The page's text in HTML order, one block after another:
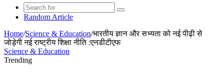
Random Article
Home/Science & Education/भारतीय ज्ञान और सभ्यता को नई पीढ़ी से
जोड़ेगी नई राष्ट्रीय शिक्षा नीति :एनडीटीएफ
Science & Education
Trending